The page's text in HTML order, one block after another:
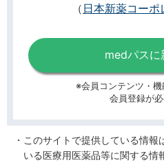
（ 日本新薬コーポ
medパスに
※会員コンテンツ・機
会員登録が必
このサイトで提供している情報
いる医療用医薬品等に関する情